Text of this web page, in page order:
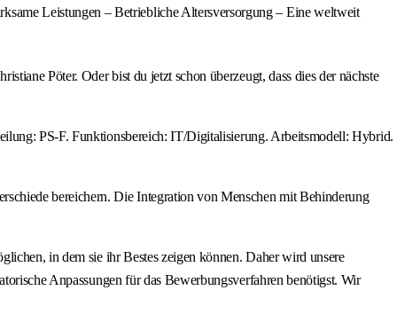
Leistungen – Betriebliche Altersversorgung – Eine weltweit
Pöter. Oder bist du jetzt schon überzeugt, dass dies der nächste
PS-F. Funktionsbereich: IT/Digitalisierung. Arbeitsmodell: Hybrid.
bereichern. Die Integration von Menschen mit Behinderung
in dem sie ihr Bestes zeigen können. Daher wird unsere
Anpassungen für das Bewerbungsverfahren benötigst. Wir